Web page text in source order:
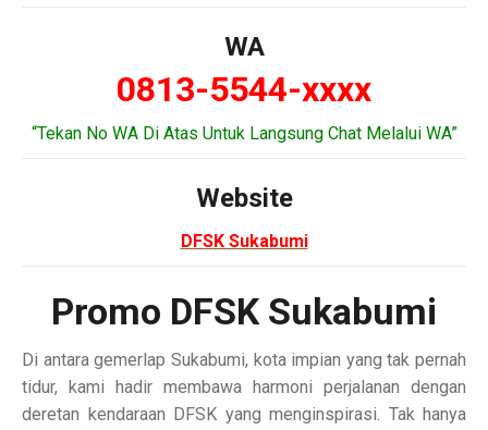
WA
0813-5544-xxxx
“Tekan No WA Di Atas Untuk Langsung Chat Melalui WA”
Website
DFSK Sukabumi
Promo DFSK Sukabumi
Di antara gemerlap Sukabumi, kota impian yang tak pernah
tidur, kami hadir membawa harmoni perjalanan dengan
deretan kendaraan DFSK yang menginspirasi. Tak hanya